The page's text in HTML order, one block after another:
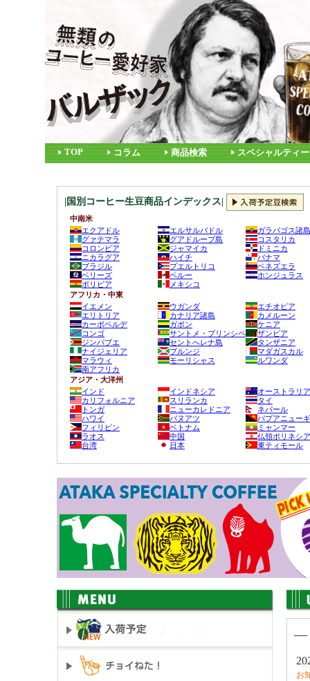
TOP コラム 商品検索 スペシャルティ
|国別コーヒー生豆商品インデックス|
中南米
エクアドル
エルサルバドル
ガラパゴス諸島
グァテマラ
グアドループ島
コスタリカ
コロンビア
ジャマイカ
ドミニカ
ニカラグア
ハイチ
パナマ
ブラジル
プエルトリコ
ベネズエラ
ベリーズ
ペルー
ホンジュラス
ボリビア
メキシコ
アフリカ・中東
イエメン
ウガンダ
エチオピア
エリトリア
カナリア諸島
カメルーン
カーボベルデ
ガボン
ケニア
コンゴ
サントメ・プリンシペ
ザンビア
ジンバブエ
セントへレナ島
タンザニア
ナイジェリア
ブルンジ
マダガスカル
マラウィ
モーリシャス
ルワンダ
南アフリカ
アジア・大洋州
インド
インドネシア
オーストラリア
カリフォルニア
スリランカ
タイ
トンガ
ニューカレドニア
ネパール
ハワイ
バヌアツ
パプアニュー
フィリピン
ベトナム
ミャンマー
ラオス
中国
仏領ポリネシア
台湾
日本 東ティモール
―
お